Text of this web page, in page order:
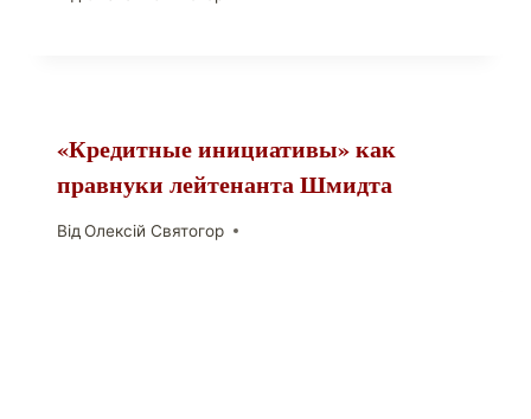
«Кредитные инициативы» как
правнуки лейтенанта Шмидта
Від Олексій Святогор